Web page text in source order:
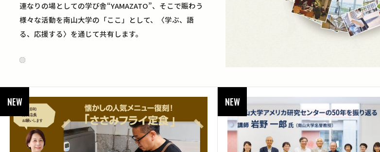
連なりの場としての学び舎“YAMAZATO”、そこで賑わう
様々な活動を南山大学の「ここ」として、〈学ぶ、語
る、応援する〉を通じて共有します。